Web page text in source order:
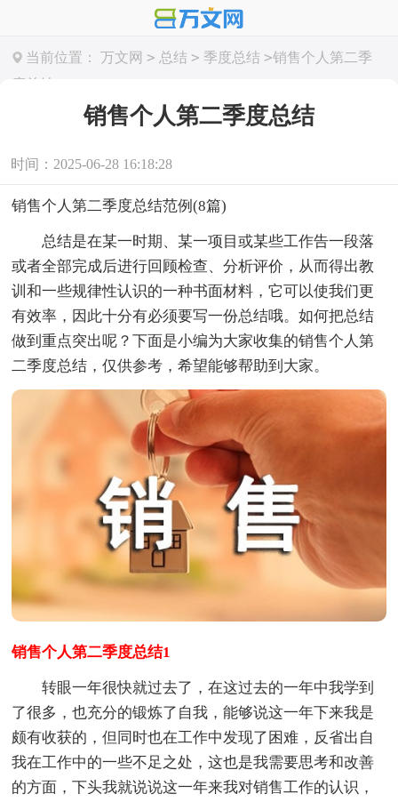
当前位置： 万文网 > 总结 > 季度总结 >销售个人第二季
度总结
销售个人第二季度总结
时间：2025-06-28 16:18:28
销售个人第二季度总结范例(8篇)
总结是在某一时期、某一项目或某些工作告一段落
或者全部完成后进行回顾检查、分析评价，从而得出教
训和一些规律性认识的一种书面材料，它可以使我们更
有效率，因此十分有必须要写一份总结哦。如何把总结
做到重点突出呢？下面是小编为大家收集的销售个人第
二季度总结，仅供参考，希望能够帮助到大家。
销售个人第二季度总结1
转眼一年很快就过去了，在这过去的一年中我学到
了很多，也充分的锻炼了自我，能够说这一年下来我是
颇有收获的，但同时也在工作中发现了困难，反省出自
我在工作中的一些不足之处，这也是我需要思考和改善
的方面，下头我就说说这一年来我对销售工作的认识，